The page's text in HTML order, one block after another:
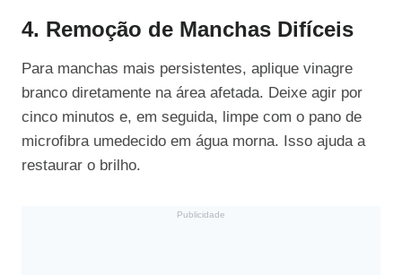
4. Remoção de Manchas Difíceis
Para manchas mais persistentes, aplique vinagre
branco diretamente na área afetada. Deixe agir por
cinco minutos e, em seguida, limpe com o pano de
microfibra umedecido em água morna. Isso ajuda a
restaurar o brilho.
Publicidade